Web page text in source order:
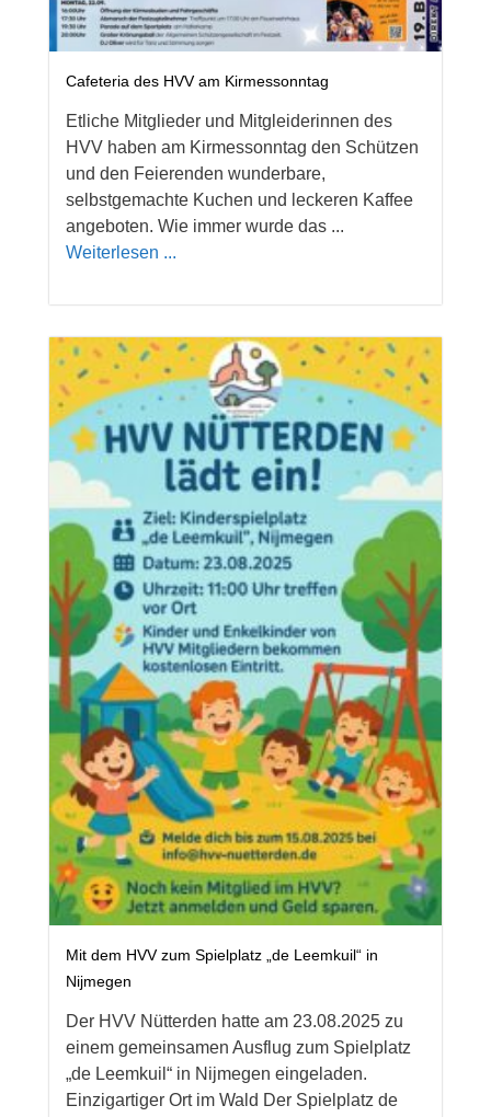
Cafeteria des HVV am Kirmessonntag
Etliche Mitglieder und Mitgleiderinnen des
HVV haben am Kirmessonntag den Schützen
und den Feierenden wunderbare,
selbstgemachte Kuchen und leckeren Kaffee
angeboten. Wie immer wurde das ...
Weiterlesen ...
Mit dem HVV zum Spielplatz „de Leemkuil“ in
Nijmegen
Der HVV Nütterden hatte am 23.08.2025 zu
einem gemeinsamen Ausflug zum Spielplatz
„de Leemkuil“ in Nijmegen eingeladen.
Einzigartiger Ort im Wald Der Spielplatz de